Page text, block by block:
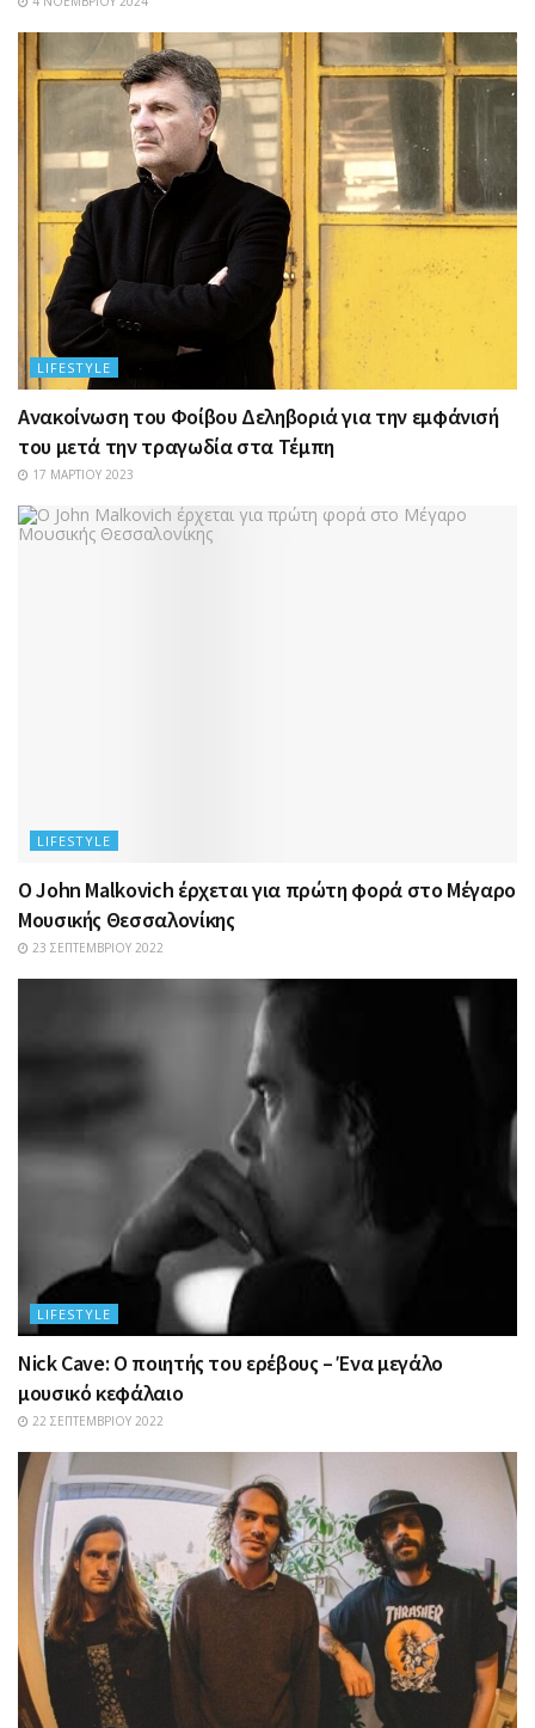
LIFESTYLE
Ανακοίνωση του Φοίβου Δεληβοριά για την εμφάνισή
του μετά την τραγωδία στα Τέμπη
17 ΜΑΡΤΊΟΥ 2023
LIFESTYLE
Ο John Malkovich έρχεται για πρώτη φορά στο Μέγαρο
Μουσικής Θεσσαλονίκης
23 ΣΕΠΤΕΜΒΡΊΟΥ 2022
LIFESTYLE
Nick Cave: Ο ποιητής του ερέβους – Ένα μεγάλο
μουσικό κεφάλαιο
22 ΣΕΠΤΕΜΒΡΊΟΥ 2022